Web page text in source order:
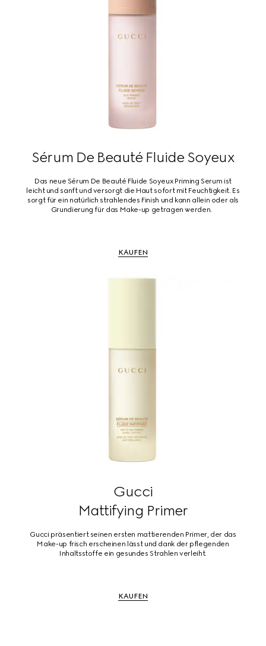
Sérum De Beauté Fluide Soyeux
Das neue Sérum De Beauté Fluide Soyeux Priming Serum ist
leicht und sanft und versorgt die Haut sofort mit Feuchtigkeit. Es
sorgt für ein natürlich strahlendes Finish und kann allein oder als
Grundierung für das Make-up getragen werden.
KAUFEN
Gucci
Mattifying Primer
Gucci präsentiert seinen ersten mattierenden Primer, der das
Make-up frisch erscheinen lässt und dank der pflegenden
Inhaltsstoffe ein gesundes Strahlen verleiht.
KAUFEN